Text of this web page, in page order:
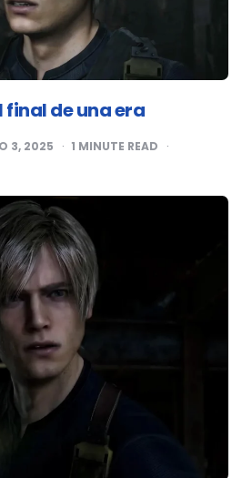
final de una era
3, 2025 1 MINUTE READ